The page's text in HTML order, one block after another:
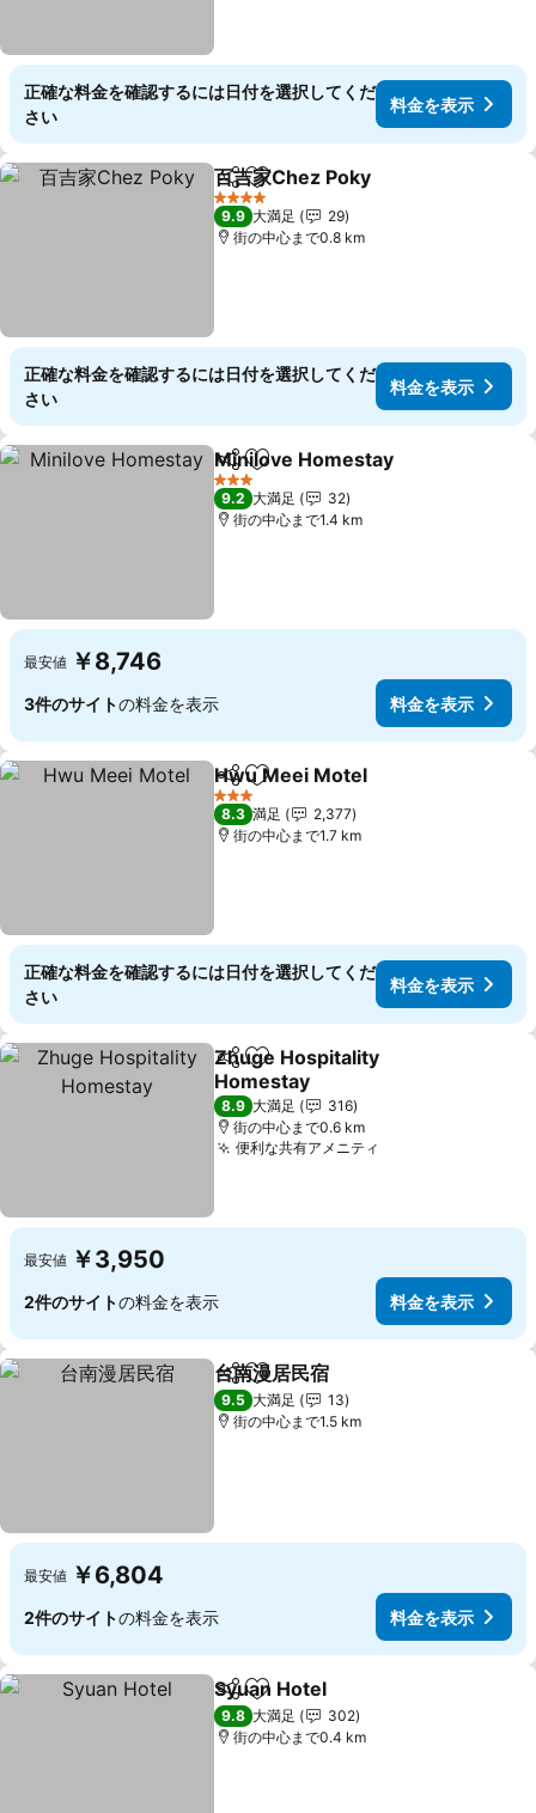
正確な料金を確認するには日付を選択してくだ
さい
料金を表示
シェアお気に入りに追加
百吉家Chez Poky
4 ホテルのランク
9.9 大満足
29
街の中心まで0.8 km
正確な料金を確認するには日付を選択してくだ
さい
料金を表示
シェアお気に入りに追加
Minilove Homestay
3 ホテルのランク
9.2 大満足
32
街の中心まで1.4 km
最安値 ￥8,746
3件のサイトの料金を表示 料金を表示
シェアお気に入りに追加
Hwu Meei Motel
3 ホテルのランク
8.3 満足
2,377
街の中心まで1.7 km
正確な料金を確認するには日付を選択してくだ
さい
料金を表示
シェアお気に入りに追加
Zhuge Hospitality
Homestay
料金を表示
8.9 大満足
316
街の中心まで0.6 km
便利な共有アメニティ
最安値 ￥3,950
2件のサイトの料金を表示 料金を表示
シェアお気に入りに追加
台南漫居民宿
9.5 大満足
13
街の中心まで1.5 km
最安値 ￥6,804
2件のサイトの料金を表示 料金を表示
シェアお気に入りに追加
Syuan Hotel
9.8 大満足
302
街の中心まで0.4 km